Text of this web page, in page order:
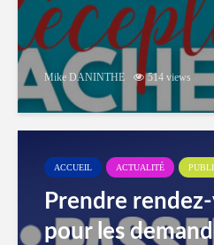
Mike DANINTHE 514 views
ACCUEIL ACTUALITÉ
Prendre
pour les